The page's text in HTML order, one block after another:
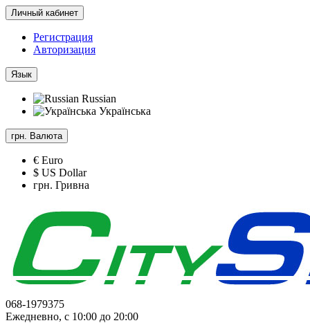
Личный кабинет
Регистрация
Авторизация
Язык
Russian
Українська
грн. Валюта
€ Euro
$ US Dollar
грн. Гривна
068-1979375
Ежедневно, с 10:00 до 20:00